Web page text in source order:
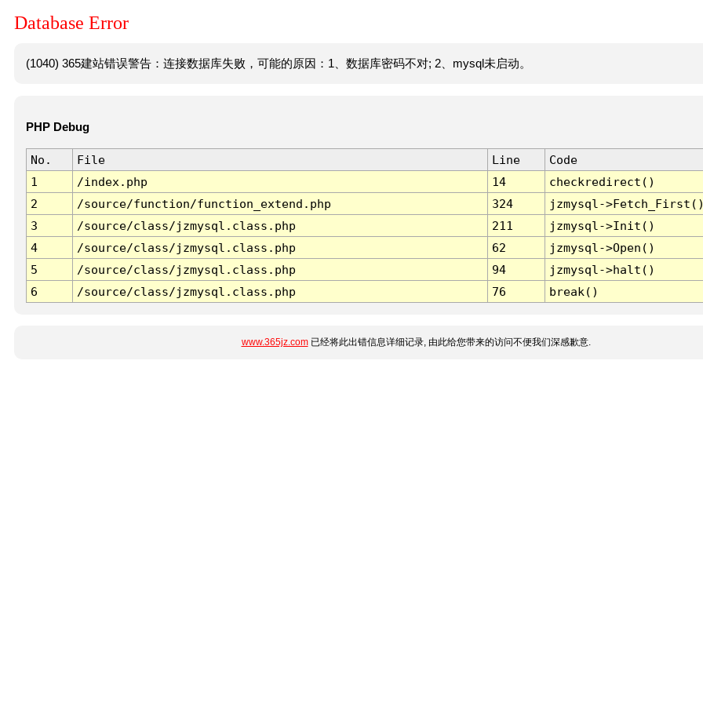
Database Error
(1040) 365建站错误警告：连接数据库失败，可能的原因：1、数据库密码不对; 2、mysql未启动。
PHP Debug
No. File Line
Code
1
/index.php 14
checkredirect()
2
/source/function/function_extend.php 324
jzmysql-
3
/source/class/jzmysql.class.php 211
jzmysql->Init()
4
/source/class/jzmysql.class.php 62
jzmysql->Open()
5
/source/class/jzmysql.class.php 94
jzmysql->halt()
6
/source/class/jzmysql.class.php 76 break()
www.365jz.com已经将此出错信息详细记录, 由此给您带来的访问不便我们深感歉意.